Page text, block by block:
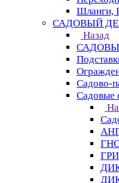
Шланги,
САДОВЫЙ
Назад
Садово-
Садовые